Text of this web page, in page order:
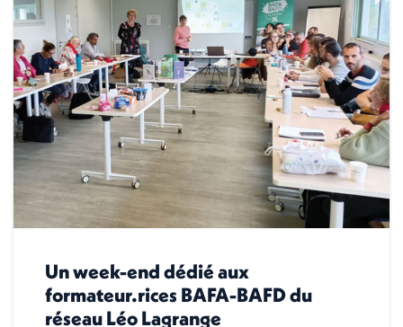
Un week-end dédié aux
formateur.rices BAFA-BAFD du
réseau Léo Lagrange